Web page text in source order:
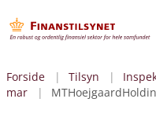
Forside Tilsyn
mar